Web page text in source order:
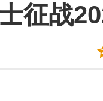
征战